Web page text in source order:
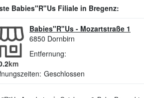
Babies"R"Us Filiale in Bregenz:
Babies"R"Us - Mozartstraße 1
6850 Dornbirn
Entfernung:
km
Geschlossen